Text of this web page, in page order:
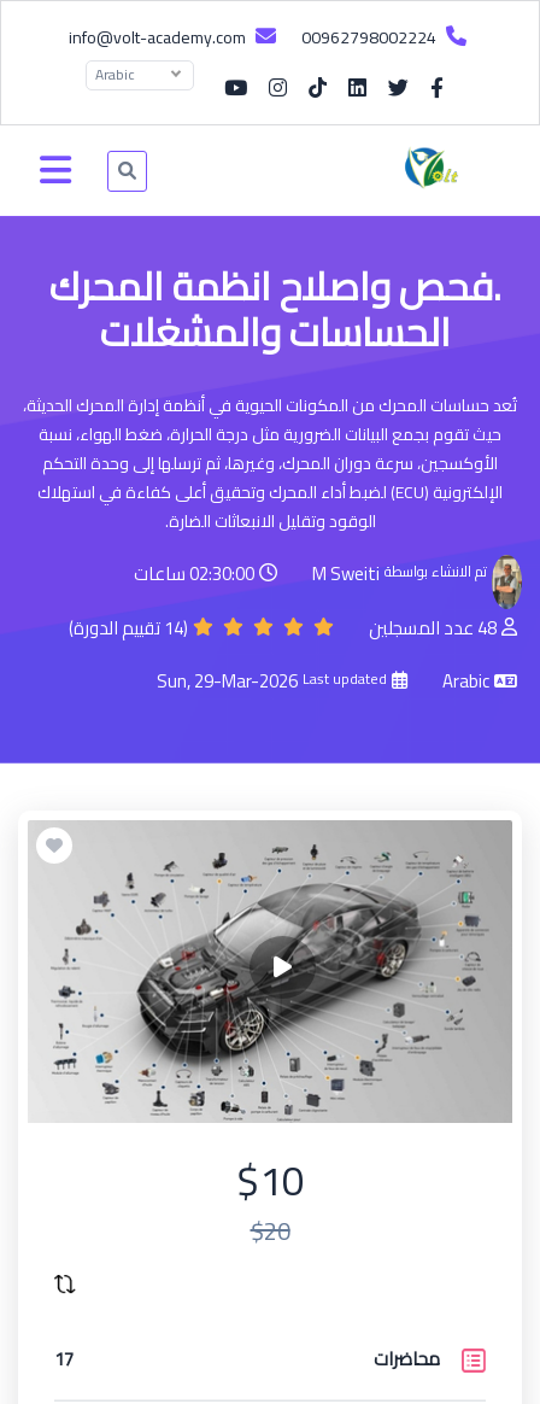
00962798002224
Arabic
.فحص واصلاح انظمة المحرك
الحساسات والمشغلات
تُعد حساسات المحرك من المكونات الحيوية في أنظمة إدارة المحرك الحديثة،
حيث تقوم بجمع البيانات الضرورية مثل درجة الحرارة، ضغط الهواء، نسبة
الأوكسجين، سرعة دوران المحرك، وغيرها، ثم ترسلها إلى وحدة التحكم
الإلكترونية (ECU) لضبط أداء المحرك وتحقيق أعلى كفاءة في استهلاك
الوقود وتقليل الانبعاثات الضارة.
تم الانشاء بواسطة M Sweiti
02:30:00 ساعات
48 عدد المسجلين
(14 تقييم الدورة)
Arabic
Last updated
Sun, 29-Mar-2026
$10
$20
محاضرات 17